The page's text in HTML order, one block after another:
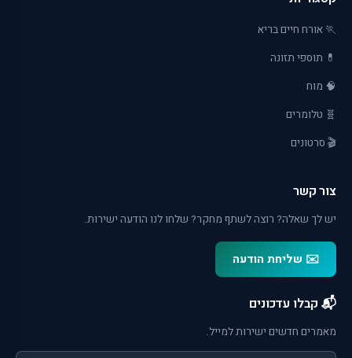
🏃 אורח חיים בריא
💊 תוספי תזונה
🧠 מוח
🧬 טלומרים
🎬 סרטונים
צור קשר
יש לך שאלה? רוצה לשתף מחקר? שלחו לנו הודעה ישירות.
✉️ שליחת הודעה
📬 קבלו עדכונים
מאמרים חדשים ישירות למייל.